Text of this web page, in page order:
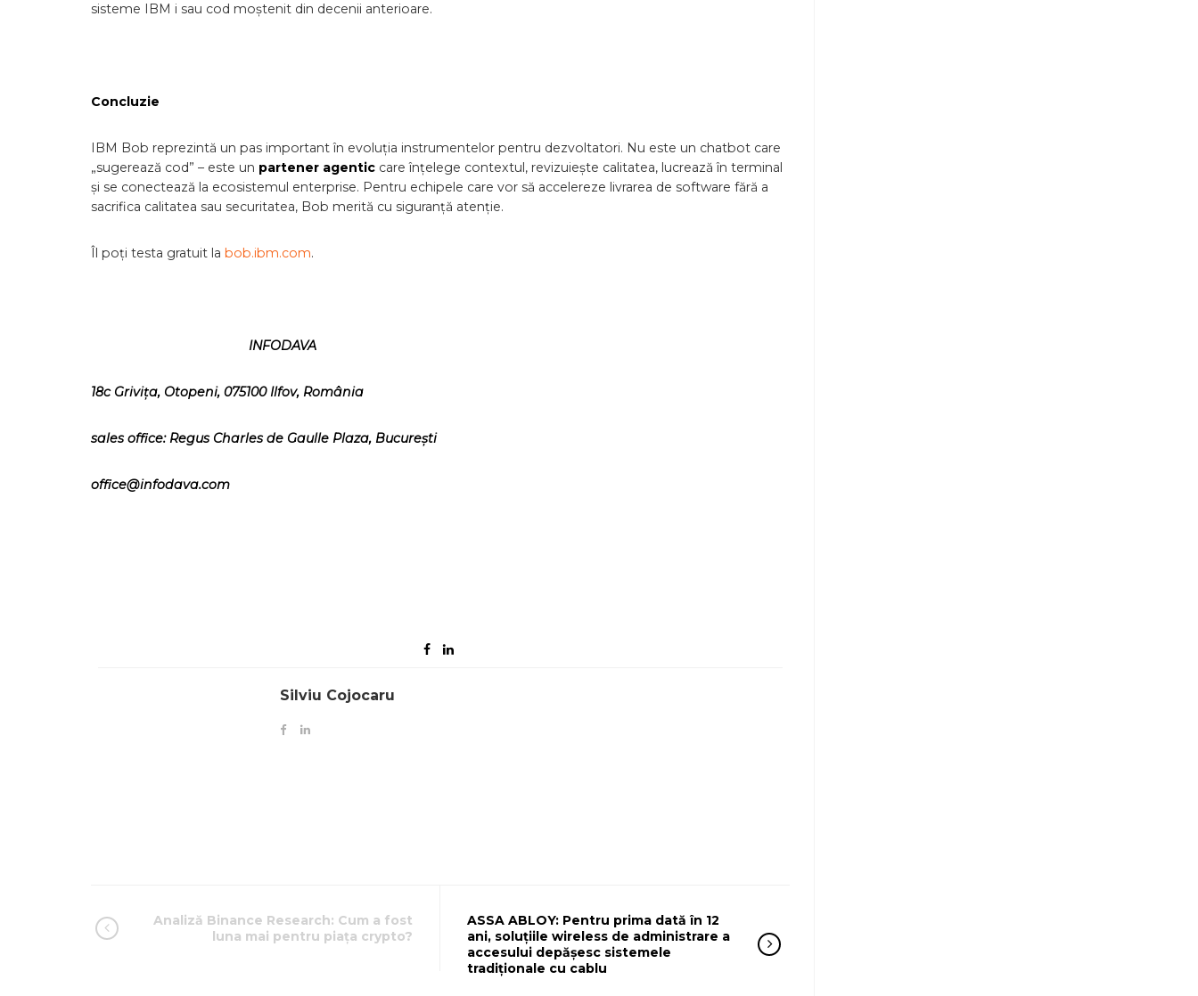
sisteme IBM i sau cod moștenit din decenii anterioare.
Concluzie
IBM Bob reprezintă un pas important în evoluția instrumentelor pentru dezvoltatori. Nu este un chatbot care
„sugerează cod” – este un partener agentic care înțelege contextul, revizuiește calitatea, lucrează în terminal
și se conectează la ecosistemul enterprise. Pentru echipele care vor să accelereze livrarea de software fără a
sacrifica calitatea sau securitatea, Bob merită cu siguranță atenție.
Îl poți testa gratuit la bob.ibm.com.
INFODAVA
18c Grivița, Otopeni, 075100 Ilfov, România
sales office: Regus Charles de Gaulle Plaza, București
office@infodava.com
Silviu Cojocaru
Analiză Binance Research: Cum a fost
luna mai pentru piața crypto?
ASSA ABLOY: Pentru prima dată în 12
ani, soluțiile wireless de administrare a
accesului depășesc sistemele
tradiționale cu cablu